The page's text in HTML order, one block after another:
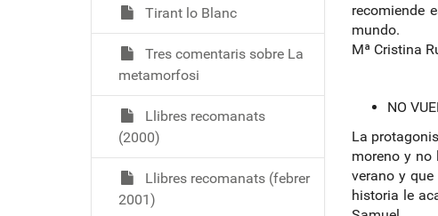
recomiende
mundo.
Mª Cristina
NO
La
moreno y no
verano y
historia le
Tirant lo Blanc
Tres comentaris sobre La
metamorfosi
Llibres recomanats
(2000)
Llibres recomanats (febrer
2001)